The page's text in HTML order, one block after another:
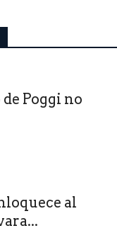
Poggi no
al